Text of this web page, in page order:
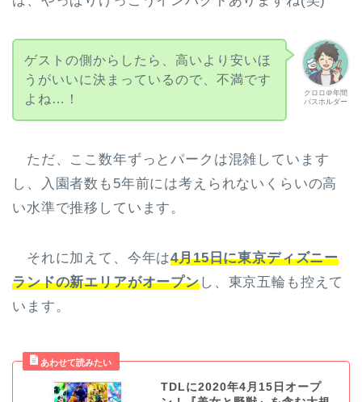
クロロ＠年間
パスホルダー
ゲストの側からしたら、高いより安いほ
うがいいに決まっているので、不満です
よね…！
ただ、ここ数年ずっとパークは混雑しています
し、入園者数も5年前には考えられないくらいの高
い水準で推移しています。
それに加えて、今年は4月15日に東京ディズニー
ランドの新エリアがオープンし、東京五輪も控えて
います。
TDLに2020年4月15日オープ